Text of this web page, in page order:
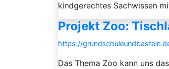
kindgerechtes Sachwissen
Projekt Zoo:
https://
Das Thema Zoo kann uns